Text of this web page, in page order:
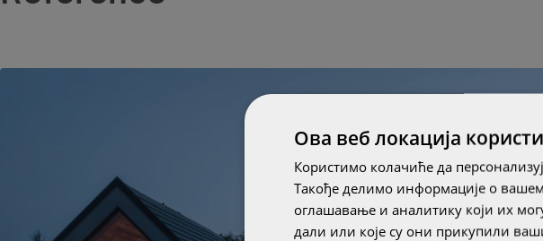
Ова веб локација
Користимо колачиће да
Такође делимо информације о
оглашавање и аналитику који их
дали или које су они прикупили